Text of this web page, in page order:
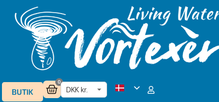
BUTIK
0